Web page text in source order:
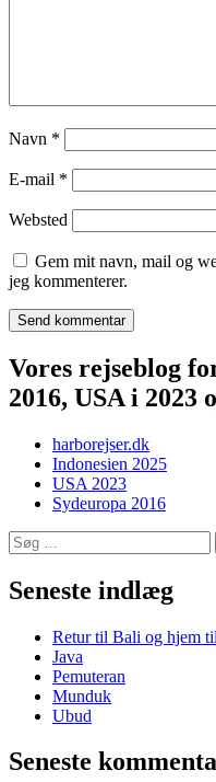
Navn *
E-mail *
Websted
Gem mit navn, mail og
jeg kommenterer.
Vores rejseblog
2016, USA i 2023
harborejser.dk
Indonesien 2025
USA 2023
Sydeuropa 2016
Søg
efter:
Seneste indlæg
Retur til Bali og hjem
Java
Pemuteran
Munduk
Ubud
Seneste